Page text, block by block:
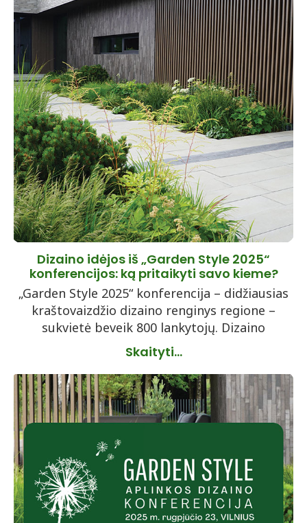
Dizaino idėjos iš „Garden Style 2025“
konferencijos: ką pritaikyti savo kieme?
„Garden Style 2025“ konferencija – didžiausias
kraštovaizdžio dizaino renginys regione –
sukvietė beveik 800 lankytojų. Dizaino
Skaityti...